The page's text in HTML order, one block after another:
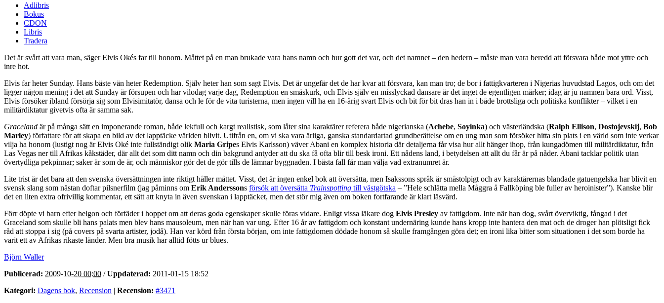
Adlibris
Bokus
CDON
Libris
Tradera
Det är svårt att vara man, säger Elvis Okés far till honom. Måttet på en man brukade vara hans namn och hur gott det var, och det namnet – den hedern – måste man vara beredd att försvara både mot yttre och
inre hot.
Elvis far heter Sunday. Hans bäste vän heter Redemption. Själv heter han som sagt Elvis. Det är ungefär det de har kvar att försvara, kan man tro; de bor i fattigkvarteren i Nigerias huvudstad Lagos, och om det
ligger någon mening i det att Sunday är försupen och har vilodag varje dag, Redemption en småskurk, och Elvis själv en misslyckad dansare är det inget de egentligen märker; idag är ju namnen bara ord. Visst,
Elvis försöker ibland försörja sig som Elvisimitatör, dansa och le för de vita turisterna, men ingen vill ha en 16-årig svart Elvis och bit för bit dras han in i både brottsliga och politiska konflikter – vilket i en
militärdiktatur givetvis ofta är samma sak.
Graceland är på många sätt en imponerande roman, både lekfull och kargt realistisk, som låter sina karaktärer referera både nigerianska (Achebe, Soyinka) och västerländska (Ralph Ellison, Dostojevskij, Bob
Marley) författare för att skapa en bild av det lapptäcke världen blivit. Utifrån en, om vi ska vara ärliga, ganska standardartad grundberättelse om en ung man som försöker hitta sin plats i en värld som inte verkar
vilja ha honom (lustigt nog är Elvis Oké inte fullständigt olik Maria Gripes Elvis Karlsson) väver Abani en komplex historia där detaljerna får visa hur allt hänger ihop, från kungadömen till militärdiktatur, från
Las Vegas ner till Afrikas kåkstäder, där allt det som ditt namn och din bakgrund antyder att du ska få ofta blir till besk ironi. Ett nådens land, i betydelsen att allt du får är på nåder. Abani tacklar politik utan
övertydliga pekpinnar; saker är som de är, och människor gör det de gör tills de lämnar byggnaden. I bästa fall får man välja vad extranumret är.
Lite trist är det bara att den svenska översättningen inte riktigt håller måttet. Visst, det är ingen enkel bok att översätta, men Isakssons språk är småstolpigt och av karaktärernas blandade gatuengelska har blivit en
svensk slang som nästan doftar pilsnerfilm (jag påminns om Erik Anderssons försök att översätta Trainspotting till västgötska – ”Hele schlätta mella Måggra å Fallköping ble fuller av heroinister”). Kanske blir
det en liten extra ofrivillig kommentar, ett sätt att knyta in även svenskan i lapptäcket, men det stör mig även om boken fortfarande är klart läsvärd.
Förr döpte vi barn efter helgon och förfäder i hoppet om att deras goda egenskaper skulle föras vidare. Enligt vissa läkare dog Elvis Presley av fattigdom. Inte när han dog, svårt överviktig, fångad i det
Graceland som skulle bli hans palats men blev hans mausoleum, men när han var ung. Efter 16 år av fattigdom och konstant undernäring kunde hans kropp inte hantera den mat och de droger han plötsligt fick
råd att stoppa i sig (på covers på svarta artister, jodå). Han var körd från första början, om inte fattigdomen dödade honom så skulle framgången göra det; en ironi lika bitter som situationen i det som borde ha
varit ett av Afrikas rikaste länder. Men bra musik har alltid fötts ur blues.
Björn Waller
Publicerad: 2009-10-20 00:00 /Uppdaterad: 2011-01-15 18:52
Kategori: Dagens bok, Recension | Recension: #3471